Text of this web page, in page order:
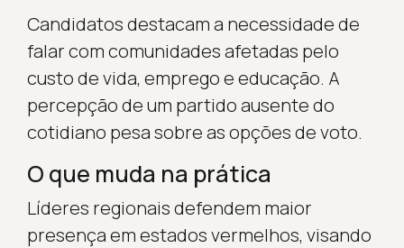
Candidatos destacam a necessidade de
falar com comunidades afetadas pelo
custo de vida, emprego e educação. A
percepção de um partido ausente do
cotidiano pesa sobre as opções de voto.
O que muda na prática
Líderes regionais defendem maior
presença em estados vermelhos, visando